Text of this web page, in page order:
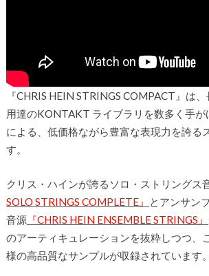
『CHRIS HEIN STRINGS COMPACT』は
用達のKONTAKT ライブラリを数多く手が
による、低価格ながら豊富な表現力を誇る
す。
クリス・ハインが誇るソロ・ストリングス
SOLO STRINGS COMPLETE』
とアンサン
音源『CHRIS HEIN ENSEMBLE STRINGS』
のアーティキュレーションを抜粋しつつ、
様の高品質なサンプルが収録されています。